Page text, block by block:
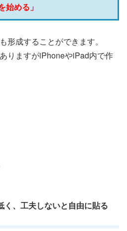
始める」
形成することができます。
りますがiPhoneやiPad内で作
、工夫しないと自由に貼る